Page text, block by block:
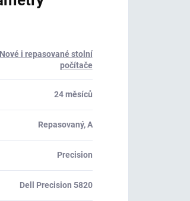
Nové i repasované stolní
počítače
24 měsíců
Repasovaný, A
Precision
Dell Precision 5820